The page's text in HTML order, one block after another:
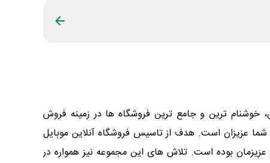
گذشته به عنوان یکی از معتبرترین، خوشنام ترین و جامع ترین فروشگاه ها در زمینه فروش
از 5000 محصول متنوع آماده خدمت رسانی به شما عزیزان است. هدف از تاسیس فروشگاه آنلاین موبایل
بوده است. تلاش های این مجموعه نیز همواره در